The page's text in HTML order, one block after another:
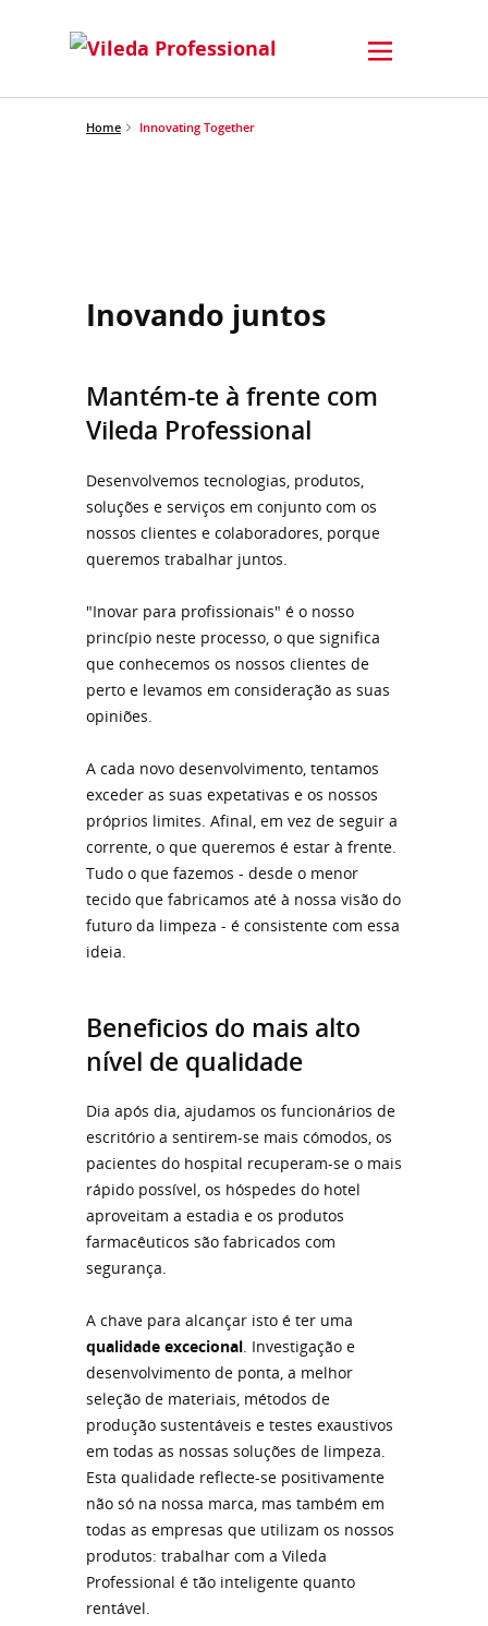
Home Innovating Together
Inovando juntos
Mantém-te à frente com
Vileda Professional
Desenvolvemos tecnologias, produtos,
soluções e serviços em conjunto com os
nossos clientes e colaboradores, porque
queremos trabalhar juntos.
"Inovar para profissionais" é o nosso
princípio neste processo, o que significa
que conhecemos os nossos clientes de
perto e levamos em consideração as suas
opiniões.
A cada novo desenvolvimento, tentamos
exceder as suas expetativas e os nossos
próprios limites. Afinal, em vez de seguir a
corrente, o que queremos é estar à frente.
Tudo o que fazemos - desde o menor
tecido que fabricamos até à nossa visão do
futuro da limpeza - é consistente com essa
ideia.
Beneficios do mais alto
nível de qualidade
Dia após dia, ajudamos os funcionários de
escritório a sentirem-se mais cómodos, os
pacientes do hospital recuperam-se o mais
rápido possível, os hóspedes do hotel
aproveitam a estadia e os produtos
farmacêuticos são fabricados com
segurança.
A chave para alcançar isto é ter uma
qualidade excecional. Investigação e
desenvolvimento de ponta, a melhor
seleção de materiais, métodos de
produção sustentáveis e testes exaustivos
em todas as nossas soluções de limpeza.
Esta qualidade reflecte-se positivamente
não só na nossa marca, mas também em
todas as empresas que utilizam os nossos
produtos: trabalhar com a Vileda
Professional é tão inteligente quanto
rentável.